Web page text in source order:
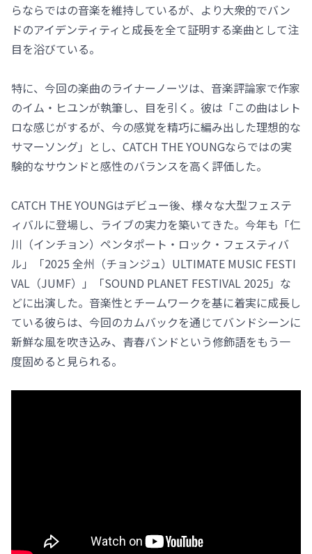
らならではの音楽を維持しているが、より大衆的でバン
ドのアイデンティティと成長を全て証明する楽曲として注
目を浴びている。
特に、今回の楽曲のライナーノーツは、音楽評論家で作家
のイム・ヒユンが執筆し、目を引く。彼は「この曲はレト
ロな感じがするが、今の感覚を精巧に編み出した理想的な
サマーソング」とし、CATCH THE YOUNGならではの実
験的なサウンドと感性のバランスを高く評価した。
CATCH THE YOUNGはデビュー後、様々な大型フェステ
ィバルに登場し、ライブの実力を築いてきた。今年も「仁
川（インチョン）ペンタポート・ロック・フェスティバ
ル」「2025 全州（チョンジュ）ULTIMATE MUSIC FESTI
VAL（JUMF）」「SOUND PLANET FESTIVAL 2025」な
どに出演した。音楽性とチームワークを基に着実に成長し
ている彼らは、今回のカムバックを通じてバンドシーンに
新鮮な風を吹き込み、青春バンドという修飾語をもう一
度固めると見られる。